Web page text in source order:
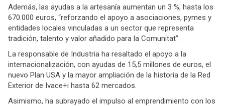
Además, las ayudas a la artesanía aumentan un 3 %, hasta los
670.000 euros, “reforzando el apoyo a asociaciones, pymes y
entidades locales vinculadas a un sector que representa
tradición, talento y valor añadido para la Comunitat”.
La responsable de Industria ha resaltado el apoyo a la
internacionalización, con ayudas de 15,5 millones de euros, el
nuevo Plan USA y la mayor ampliación de la historia de la Red
Exterior de Ivace+i hasta 62 mercados.
Asimismo, ha subrayado el impulso al emprendimiento con los